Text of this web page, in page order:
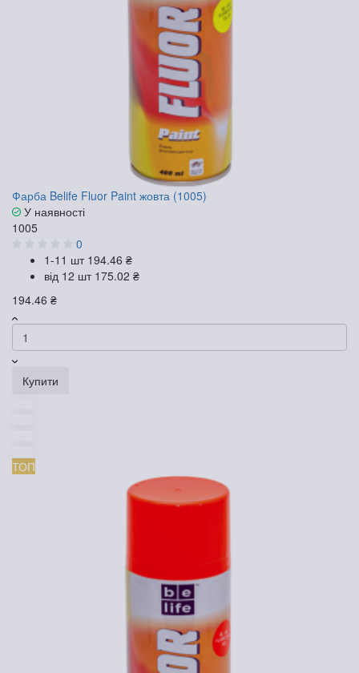
Фарба Belife Fluor Paint жовта (1005)
У наявності
1005
0
1-11 шт 194.46 ₴
від 12 шт 175.02 ₴
194.46 ₴
Купити
ТОП